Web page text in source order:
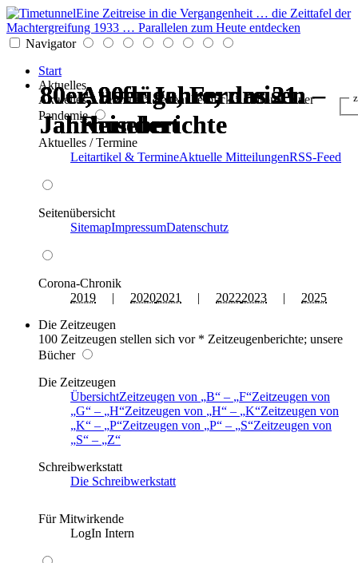
Eine Zeitreise in die Vergangenheit … die Zeittafel der
Machtergreifung 1933 … Parallelen zum Heute entdecken
Navigator
Start
Aktuelles
Aktuelles * Termine * Seitenüberblick * Chronik einer
Pandemie
Aktuelles / Termine
Leitartikel & TermineAktuelle MitteilungenRSS-Feed
Seitenübersicht
SitemapImpressumDatenschutz
Corona-Chronik
2019 | 20202021 | 20222023 | 2025
Die Zeitzeugen
100 Zeitzeugen stellen sich vor * Zeitzeugenberichte; unsere
Bücher
Die Zeitzeugen
ÜbersichtZeitzeugen von B – F Zeitzeugen von
G
– H Zeitzeugen von H – K Zeitzeugen von
K
– P Zeitzeugen von P – S Zeitzeugen von
S
–
Z
Schreibwerkstatt
Die Schreibwerkstatt
Für Mitwirkende
LogIn Intern
80er, 90er Jahre; das 21.
Jahrhundert
Ausflüge, Fernreisen –
Reiseberichte
80er, 90er Jahre; das 21.
Jahrhundert
80er, 90er Jahre; das 21.
Jahrhundert
Ausflüge, Fernreisen –
Reiseberichte
80er, 90er Jahre; das 21.
Jahrhundert